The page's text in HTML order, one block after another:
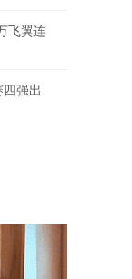
飞翼连
强出